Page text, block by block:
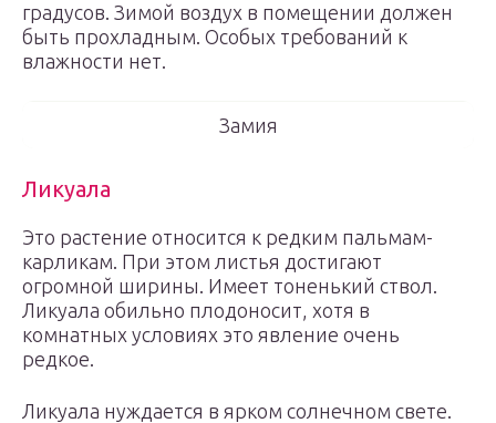
градусов. Зимой воздух в помещении должен
быть прохладным. Особых требований к
влажности нет.
Замия
Ликуала
Это растение относится к редким пальмам-
карликам. При этом листья достигают
огромной ширины. Имеет тоненький ствол.
Ликуала обильно плодоносит, хотя в
комнатных условиях это явление очень
редкое.
Ликуала нуждается в ярком солнечном свете.